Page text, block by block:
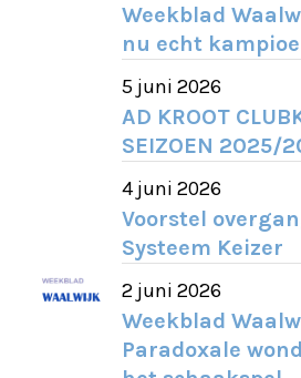
Weekblad
nu echt
5 juni 2026
AD KROOT
SEIZOEN 2025/
4 juni 2026
Voorstel
Systeem Keizer
2 juni 2026
Weekblad
Paradoxale